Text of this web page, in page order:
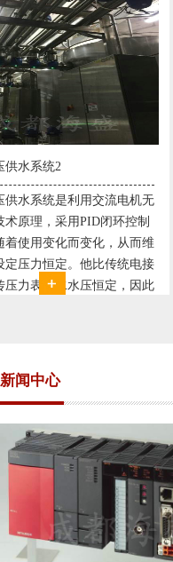
交流伺服控制系统1
西门子、三菱、安川、
驱动装置/可编程序控制
控机及组态软件WINCC
由于其控制精度普遍使
制装置。图为我公司设
新闻中心